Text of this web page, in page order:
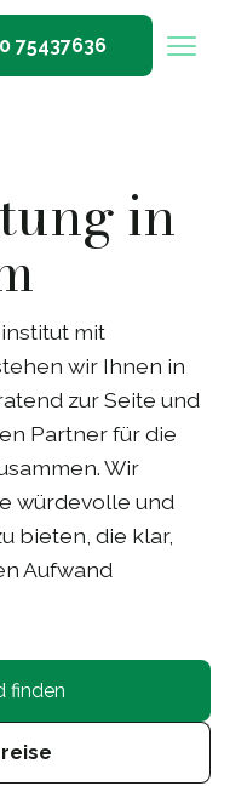
75437636
in
mit
wir Ihnen in
zur Seite und
Partner für die
Wir
würdevolle und
bieten, die klar,
Aufwand
finden